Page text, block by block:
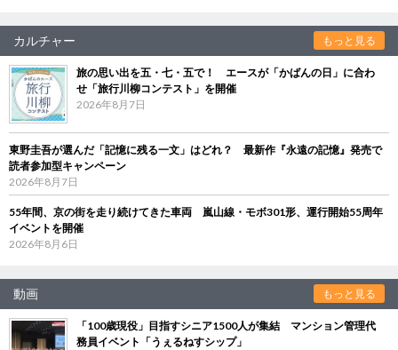
カルチャー もっと見る
旅の思い出を五・七・五で！ エースが「かばんの日」に合わ
せ「旅行川柳コンテスト」を開催
2026年8月7日
東野圭吾が選んだ「記憶に残る一文」はどれ？ 最新作『永遠の記憶』発売で
読者参加型キャンペーン
2026年8月7日
55年間、京の街を走り続けてきた車両 嵐山線・モボ301形、運行開始55周年
イベントを開催
2026年8月6日
動画 もっと見る
「100歳現役」目指すシニア1500人が集結 マンション管理代
務員イベント「うぇるねすシップ」